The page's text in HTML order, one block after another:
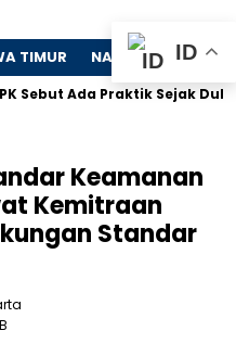
TIMUR NASIONAL
Ada Praktik Sejak Dulu
Keamanan
Kemitraan
Standar
ID